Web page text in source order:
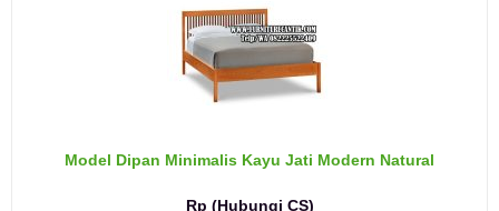
Model Dipan Minimalis Kayu Jati Modern Natural
Rp (Hubungi CS)